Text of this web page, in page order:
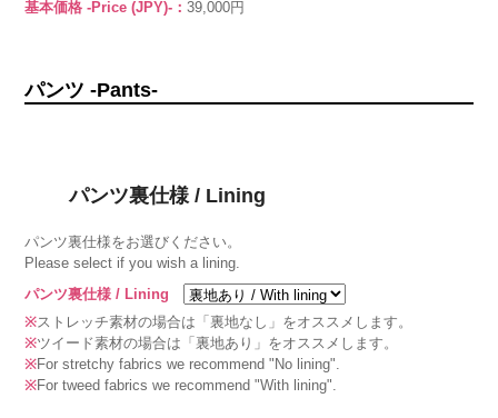
基本価格 -Price (JPY)-：39,000円
パンツ -Pants-
パンツ裏仕様 / Lining
パンツ裏仕様をお選びください。
Please select if you wish a lining.
パンツ裏仕様 / Lining
※ストレッチ素材の場合は「裏地なし」をオススメします。
※ツイード素材の場合は「裏地あり」をオススメします。
※For stretchy fabrics we recommend "No lining".
※For tweed fabrics we recommend "With lining".